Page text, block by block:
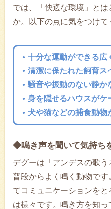
では、「快適な環境」とは
か。以下の点に気をつけて
十分な運動ができる広
清潔に保たれた飼育ス
騒音や振動のない静か
身を隠せるハウスがケ
犬や猫などの捕食動物
◆鳴き声を聞いて気持ち
デグーは「アンデスの歌う
普段からよく鳴く動物で
てコミュニケーションを
は様々です。鳴き方を知